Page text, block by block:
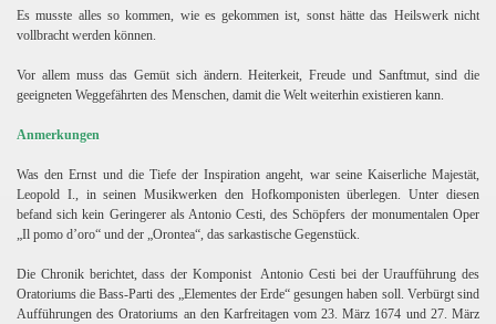
Es musste alles so kommen, wie es gekommen ist, sonst hätte das Heilswerk nicht
vollbracht werden können.
Vor allem muss das Gemüt sich ändern. Heiterkeit, Freude und Sanftmut, sind die
geeigneten Weggefährten des Menschen, damit die Welt weiterhin existieren kann.
Anmerkungen
Was den Ernst und die Tiefe der Inspiration angeht, war seine Kaiserliche Majestät,
Leopold I., in seinen Musikwerken den Hofkomponisten überlegen. Unter diesen
befand sich kein Geringerer als Antonio Cesti, des Schöpfers der monumentalen Oper
„Il pomo d’oro“ und der „Orontea“, das sarkastische Gegenstück.
Die Chronik berichtet, dass der Komponist
Antonio Cesti bei der Uraufführung des
Oratoriums die Bass-Parti des „Elementes der Erde“ gesungen haben soll. Verbürgt sind
Aufführungen des Oratoriums an den Karfreitagen vom 23. März 1674 und 27. März